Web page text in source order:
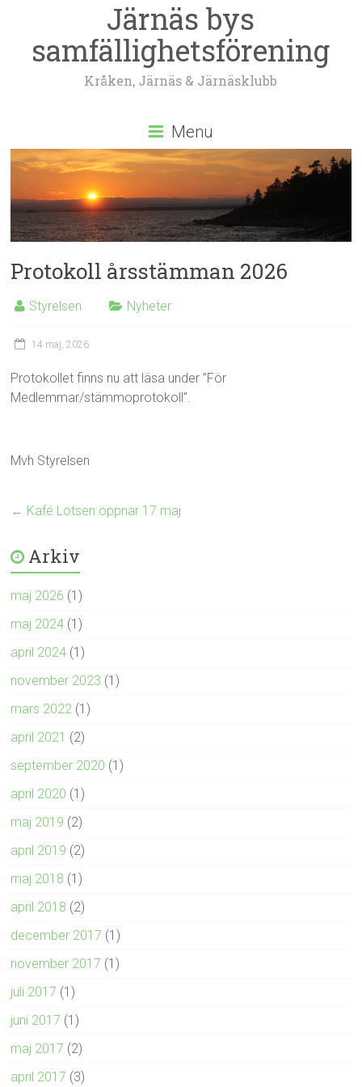
Järnäs bys
samfällighetsförening
Kråken, Järnäs & Järnäsklubb
Menu
Protokoll årsstämman 2026
Styrelsen Nyheter
14 maj, 2026
Protokollet finns nu att läsa under ”För
Medlemmar/stämmoprotokoll”.
Mvh Styrelsen
← Kafé Lotsen öppnar 17 maj
Arkiv
maj 2026 (1)
maj 2024 (1)
april 2024 (1)
november 2023 (1)
mars 2022 (1)
april 2021 (2)
september 2020 (1)
april 2020 (1)
maj 2019 (2)
april 2019 (2)
maj 2018 (1)
april 2018 (2)
december 2017 (1)
november 2017 (1)
juli 2017 (1)
juni 2017 (1)
maj 2017 (2)
april 2017 (3)